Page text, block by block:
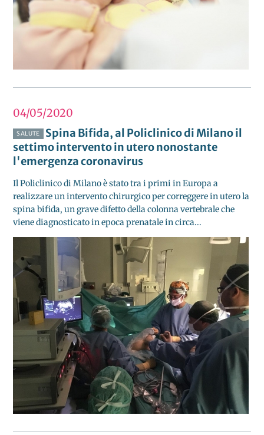
04/052020
SALUTE
Spina Bifida, al Policlinico di Milano il
settimo intervento in utero nonostante
l'emergenza coronavirus
Il Policlinico di Milano è stato tra i primi in Europa a
realizzare un intervento chirurgico per correggere in utero la
spina bifida, un grave difetto della colonna vertebrale che
viene diagnosticato in epoca prenatale in circa...